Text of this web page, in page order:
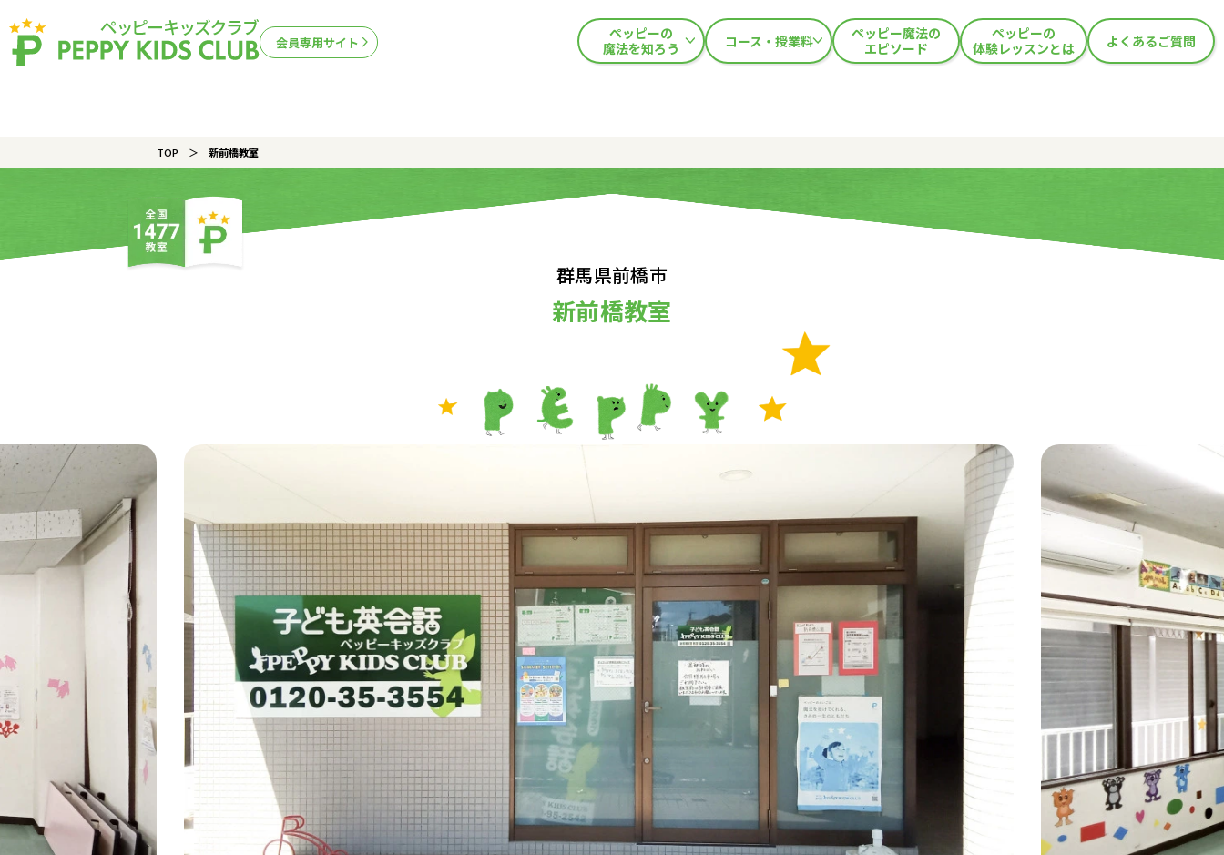
会員専用サイト
ペッピーの
魔法を知ろう
コース・授業料
ペッピー魔法の
エピソード
ペッピーの
体験レッスンとは
よくあるご質問
TOP 新前橋教室
群馬県前橋市
新前橋教室